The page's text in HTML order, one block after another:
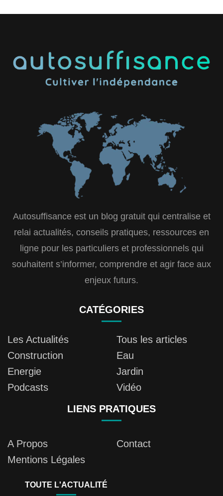
Autosuffisance est un blog gratuit qui centralise et
relai actualités, conseils pratiques, ressources en
ligne pour les particuliers et professionnels qui
souhaitent s’informer, comprendre et agir face aux
enjeux futurs.
CATÉGORIES
Les Actualités
Tous les articles
Construction
Eau
Energie
Jardin
Podcasts
Vidéo
LIENS PRATIQUES
A Propos
Contact
Mentions Légales
TOUTE L'ACTUALITÉ